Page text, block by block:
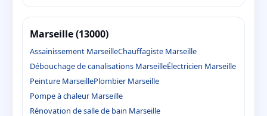
Marseille (13000)
Assainissement MarseilleChauffagiste Marseille
Débouchage de canalisations MarseilleÉlectricien Marseille
Peinture MarseillePlombier Marseille
Pompe à chaleur Marseille
Rénovation de salle de bain Marseille